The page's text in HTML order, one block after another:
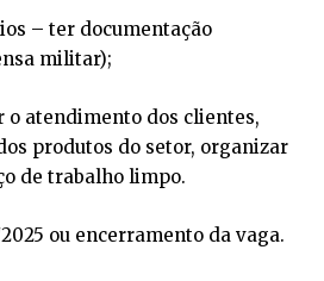
– ter documentação
militar);
atendimento dos clientes,
produtos do setor, organizar
de trabalho limpo.
ou encerramento da vaga.